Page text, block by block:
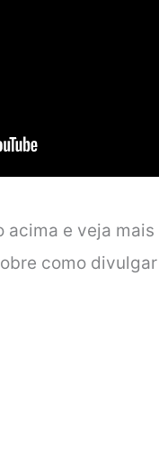
acima e veja
como